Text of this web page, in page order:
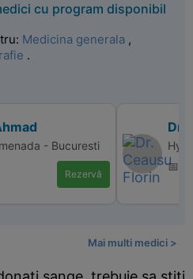
cu program disponibil
Medicina generala ,
.
- Bucuresti
Rezervă
Dr.
📅
Mai multi medici >